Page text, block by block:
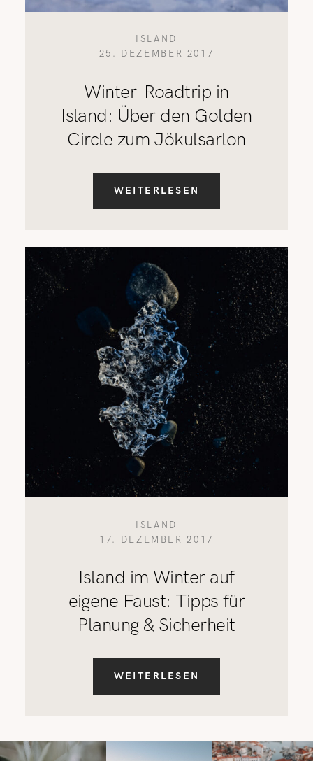
ISLAND
25. DEZEMBER 2017
Winter-Roadtrip in
Island: Über den Golden
Circle zum Jökulsarlon
WEITERLESEN
ISLAND
17. DEZEMBER 2017
Island im Winter auf
eigene Faust: Tipps für
Planung & Sicherheit
WEITERLESEN